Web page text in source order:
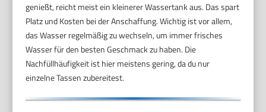
genießt, reicht meist ein kleinerer Wassertank aus. Das spart
Platz und Kosten bei der Anschaffung. Wichtig ist vor allem,
das Wasser regelmäßig zu wechseln, um immer frisches
Wasser für den besten Geschmack zu haben. Die
Nachfüllhäufigkeit ist hier meistens gering, da du nur
einzelne Tassen zubereitest.